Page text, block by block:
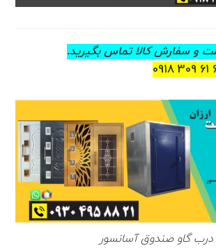
و سفارش کالا تماس بگیرید.
درب گاو صندوق آسانسور